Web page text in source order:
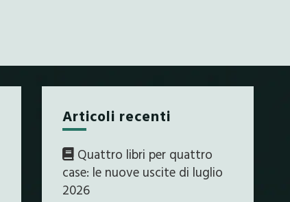
Articoli recenti
Quattro libri per quattro
case: le nuove uscite di luglio
2026